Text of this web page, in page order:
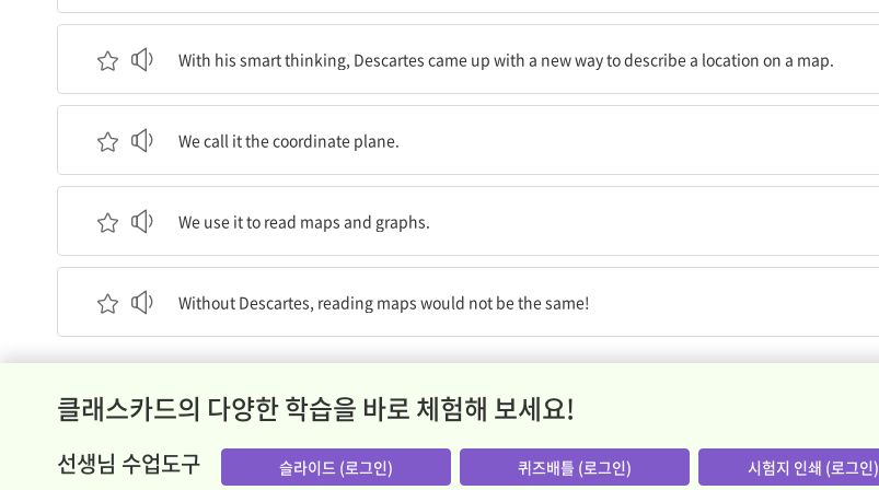
With his smart thinking, Descartes came up with a new way to describe a location on a map.
We call it the coordinate plane.
We use it to read maps and graphs.
Without Descartes, reading maps would not be the same!
클래스카드의 다양한 학습을 바로 체험해 보세요!
선생님 수업도구 슬라이드 (로그인) 퀴즈배틀 (로그인) 시험지 인쇄 (로그인)